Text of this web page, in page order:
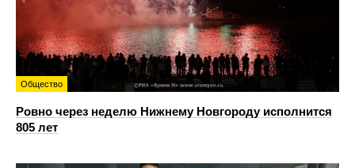
Общество
Ровно через неделю Нижнему Новгороду исполнится
805 лет